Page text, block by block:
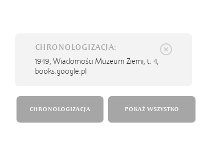
CHRONOLOGIZACJA:
1949, Wiadomości Muzeum Ziemi, t. 4,
books.google.pl
CHRONOLOGIZACJA POKAŻ WSZYSTKO